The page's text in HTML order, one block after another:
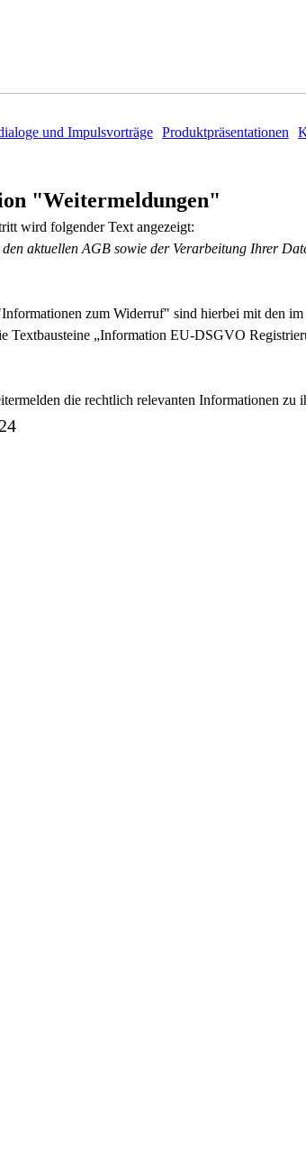
und Impulsvorträge Produktpräsentationen
"Weitermeldungen"
wird folgender Text angezeigt:
aktuellen AGB sowie der Verarbeitung Ihrer
zum Widerruf" sind hierbei mit den
Textbausteine „Information EU-DSGVO
die rechtlich relevanten Informationen